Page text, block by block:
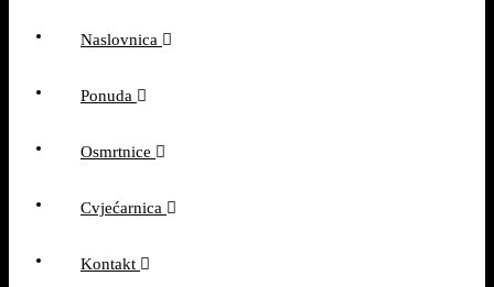
Naslovnica
Ponuda
Osmrtnice
Cvjećarnica
Kontakt